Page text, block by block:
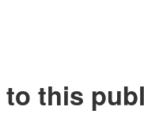
to this